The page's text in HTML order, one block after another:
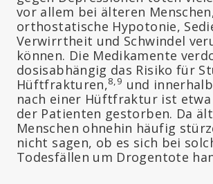
vor allem bei älteren
orthostatische Hypotonie,
Verwirrtheit und Schwindel
können. Die Medikamente
dosisabhängig das Risiko für
Hüftfrakturen,8,9 und
nach einer Hüftfraktur ist
der Patienten gestorben. Da
Menschen ohnehin häufig
nicht sagen, ob es sich bei
Todesfällen um Drogentote